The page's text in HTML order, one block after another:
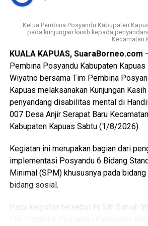
zaman, serta tetap berpegang teguh
bernegara.
$Paskibraka merupakan wadah
generasi muda yang berlandaskan nilai-
cinta tanah air disiplin tanggung jawab
semangat gotong royong,” ujarnya.
Kepala Badan Kesbangpol Kabupaten
menyampaikan kegiatan tersebut
Keputusan Kepala Badan Pembinaan
(BPIP) Nomor 50 Tahun 2024 tentang
Pengangkatan Pertama Kali Pelaksana
Paskibraka Indonesia Tingkat Provinsi
Kabupaten/Kota.
“Kegiatan ini juga mengacu pada
Ketua Pembina Posyandu Kabupaten
pada kunjungan kasih kepada
Kecamatan
KUALA KAPUAS, SuaraBorneo.com
Pembina Posyandu Kabupaten Kapuas
Wiyatno bersama Tim Pembina
Kapuas melaksanakan Kunjungan
penyandang disabilitas mental di
007 Desa Anjir Serapat Baru
Kabupaten Kapuas Sabtu (1/8/2026).
Kegiatan ini merupakan bagian dari
implementasi Posyandu 6 Bidang
Minimal (SPM) khususnya pada
bidang sosial.
Pada kegiatan tersebut Hj Siti Saniah